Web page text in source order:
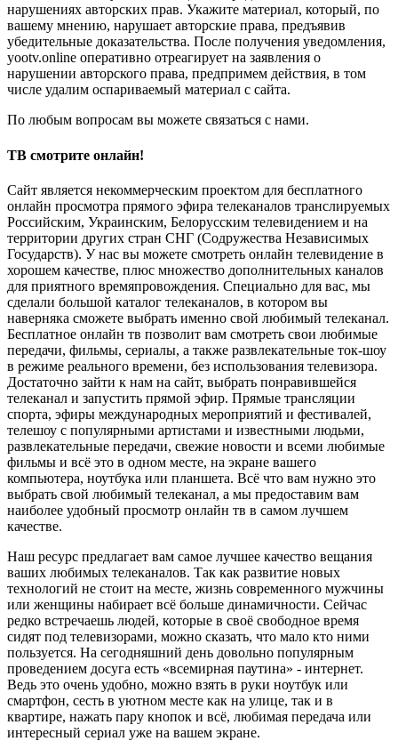
нарушениях авторских прав. Укажите материал, который, по
вашему мнению, нарушает авторские права, предъявив
убедительные доказательства. После получения уведомления,
yootv.online оперативно отреагирует на заявления о
нарушении авторского права, предпримем действия, в том
числе удалим оспариваемый материал с сайта.
По любым вопросам вы можете связаться с нами.
ТВ смотрите онлайн!
Сайт является некоммерческим проектом для бесплатного
онлайн просмотра прямого эфира телеканалов транслируемых
Российским, Украинским, Белорусским телевидением и на
территории других стран СНГ (Содружества Независимых
Государств). У нас вы можете смотреть онлайн телевидение в
хорошем качестве, плюс множество дополнительных каналов
для приятного времяпровождения. Специально для вас, мы
сделали большой каталог телеканалов, в котором вы
наверняка сможете выбрать именно свой любимый телеканал.
Бесплатное онлайн тв позволит вам смотреть свои любимые
передачи, фильмы, сериалы, а также развлекательные ток-шоу
в режиме реального времени, без использования телевизора.
Достаточно зайти к нам на сайт, выбрать понравившейся
телеканал и запустить прямой эфир. Прямые трансляции
спорта, эфиры международных мероприятий и фестивалей,
телешоу с популярными артистами и известными людьми,
развлекательные передачи, свежие новости и всеми любимые
фильмы и всё это в одном месте, на экране вашего
компьютера, ноутбука или планшета. Всё что вам нужно это
выбрать свой любимый телеканал, а мы предоставим вам
наиболее удобный просмотр онлайн тв в самом лучшем
качестве.
Наш ресурс предлагает вам самое лучшее качество вещания
ваших любимых телеканалов. Так как развитие новых
технологий не стоит на месте, жизнь современного мужчины
или женщины набирает всё больше динамичности. Сейчас
редко встречаешь людей, которые в своё свободное время
сидят под телевизорами, можно сказать, что мало кто ними
пользуется. На сегодняшний день довольно популярным
проведением досуга есть «всемирная паутина» - интернет.
Ведь это очень удобно, можно взять в руки ноутбук или
смартфон, сесть в уютном месте как на улице, так и в
квартире, нажать пару кнопок и всё, любимая передача или
интересный сериал уже на вашем экране.